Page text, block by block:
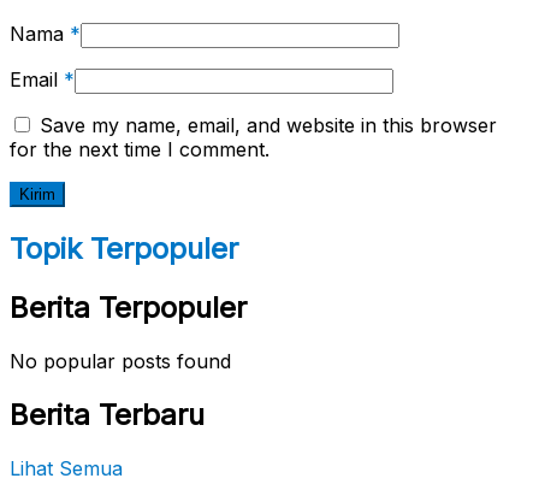
Nama *
Email *
Save my name, email, and website in this browser
for the next time I comment.
Topik Terpopuler
Berita Terpopuler
No popular posts found
Berita Terbaru
Lihat Semua